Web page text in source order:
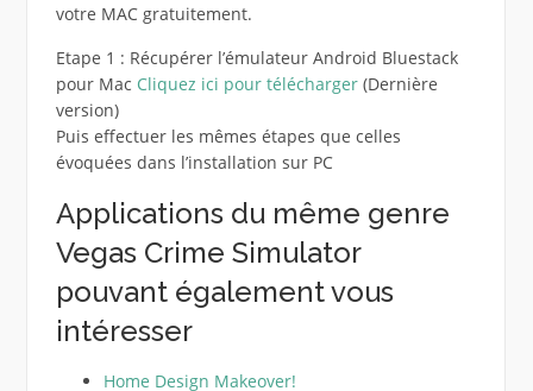
votre MAC gratuitement.
Etape 1 : Récupérer l’émulateur Android Bluestack
pour Mac Cliquez ici pour télécharger(Dernière
version)
Puis effectuer les mêmes étapes que celles
évoquées dans l’installation sur PC
Applications du même genre
Vegas Crime Simulator
pouvant également vous
intéresser
Home Design Makeover!